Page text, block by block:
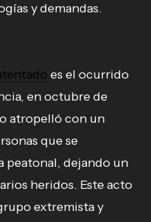
y demandas.
es el ocurrido
en octubre de
atropelló con un
que se
peatonal, dejando un
heridos. Este acto
extremista y